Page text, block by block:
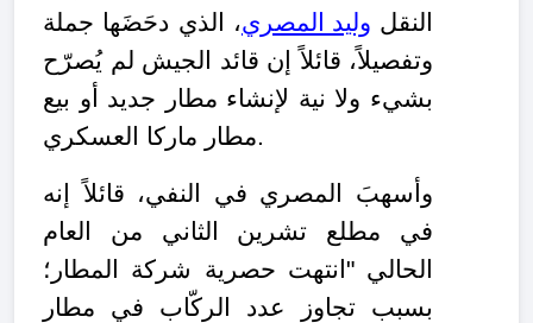
النقل وليد المصري، الذي دحَضَها جملة
وتفصيلاً، قائلاً إن قائد الجيش لم يُصرّح
بشيء ولا نية لإنشاء مطار جديد أو بيع
مطار ماركا العسكري.
وأسهبَ المصري في النفي، قائلاً إنه
في مطلع تشرين الثاني من العام
الحالي "انتهت حصرية شركة المطار؛
بسبب تجاوز عدد الركّاب في مطار